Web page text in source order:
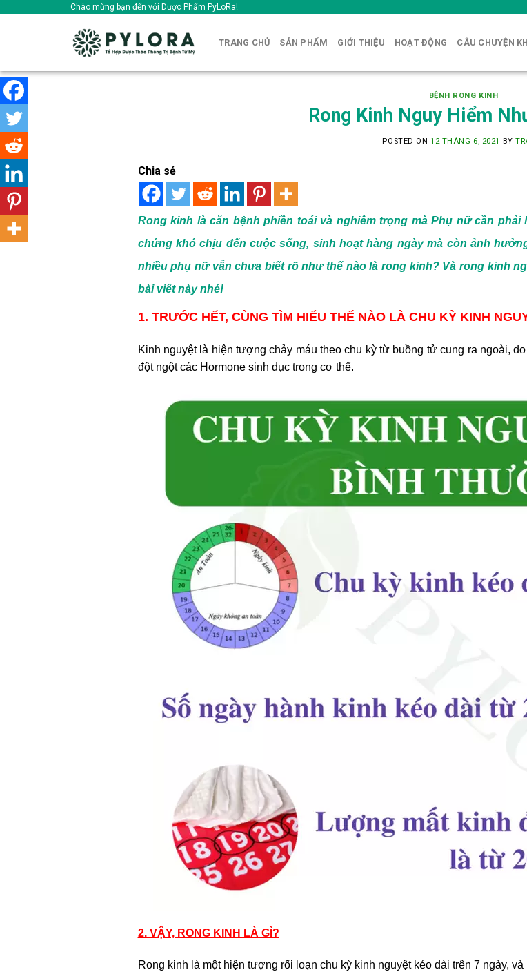
Chào mừng bạn đến với Dược Phẩm PyLoRa!
TRANG CHỦ SẢN PHẨM GIỚI THIỆU HOẠT ĐỘNG CÂU CHUYỆN
BỆNH RONG KINH
Rong Kinh Nguy Hiểm
POSTED ON 12 THÁNG 6, 2021 BY
Chia sẻ
Rong kinh là căn bệnh phiền toái và nghiêm trọng mà Phụ nữ cần
chứng khó chịu đến cuộc sống, sinh hoạt hàng ngày mà còn ảnh
nhiều phụ nữ vẫn chưa biết rõ như thế nào là rong kinh? Và rong kinh
bài viết này nhé!
1. TRƯỚC HẾT, CÙNG TÌM HIỂU THẾ NÀO LÀ CHU KỲ KINH
Kinh nguyệt là hiện tượng chảy máu theo chu kỳ từ buồng tử cung ra ngoài,
đột ngột các Hormone sinh dục trong cơ thể.
2. VẬY, RONG KINH LÀ GÌ?
Rong kinh là một hiện tượng rối loạn chu kỳ kinh nguyệt kéo dài trên 7 ngày,